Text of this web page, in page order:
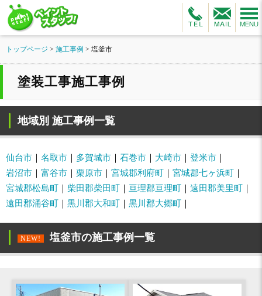
トップページ > 施工事例 > 塩釜市
塗装工事施工事例
地域別 施工事例一覧
仙台市 名取市 多賀城市 石巻市 大崎市
登米市
岩沼市
富谷市 栗原市 宮城郡利府町
宮城郡七ヶ浜町
宮城郡松島町
柴田郡柴田町 亘理郡亘理町
遠田郡美里町
遠田郡涌谷町
黒川郡大和町 黒川郡大郷町
NEW! 塩釜市の施工事例一覧